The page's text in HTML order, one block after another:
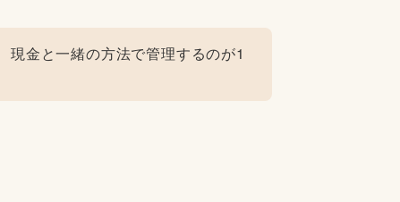
現金と一緒の方法で管理するのが1